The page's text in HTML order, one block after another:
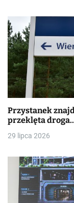
Przystanek
przeklęta
29 lipca 2026